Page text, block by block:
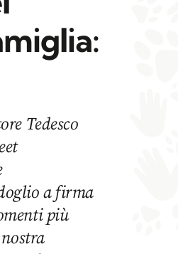
Tedesco
a firma
più